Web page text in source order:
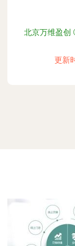
北京万维盈创
更新